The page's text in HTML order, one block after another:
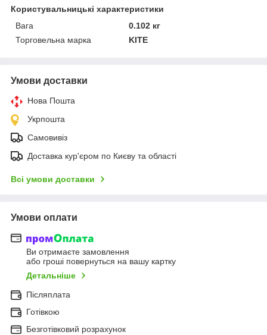
Користувальницькі характеристики
Вага
0.102 кг
Торговельна марка
KITE
Умови доставки
Нова Пошта
Укрпошта
Самовивіз
Доставка кур'єром по Києву та області
Всі умови доставки
Умови оплати
Ви отримаєте замовлення
або гроші повернуться на вашу картку
Детальніше
Післяплата
Готівкою
Безготівковий розрахунок